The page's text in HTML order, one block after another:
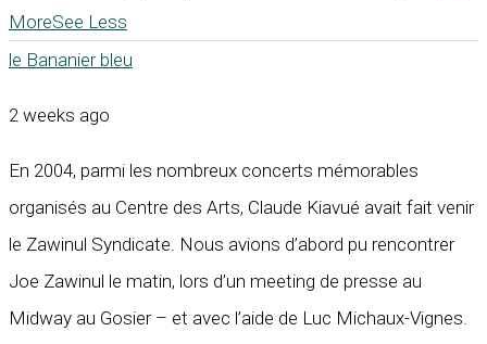
MoreSee Less
le Bananier bleu
2 weeks ago
En 2004, parmi les nombreux concerts mémorables
organisés au Centre des Arts, Claude Kiavué avait fait venir
le Zawinul Syndicate. Nous avions d’abord pu rencontrer
Joe Zawinul le matin, lors d’un meeting de presse au
Midway au Gosier – et avec l’aide de Luc Michaux-Vignes.